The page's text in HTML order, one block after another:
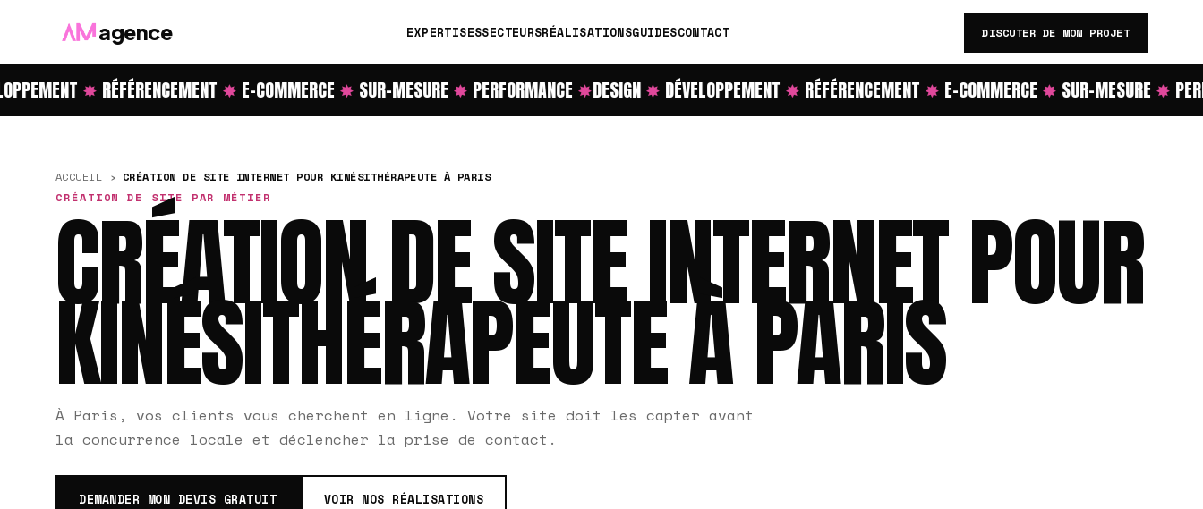
agence EXPERTISESSECTEURSRÉALISATIONSGUIDESCONTACT DISCUTER DE MON PROJET
✸ RÉFÉRENCEMENT✸ E-COMMERCE✸ SUR-MESURE✸ PERFORMANCE✸ DESIGN✸DÉVELOPPEMENT✸ RÉFÉRENCEMENT✸ E-COMMERCE✸ SUR-MESURE✸
ACCUEIL › CRÉATION DE SITE INTERNET POUR KINÉSITHÉRAPEUTE À PARIS
CRÉATION DE SITE PAR MÉTIER
CRÉATION DE SITE INTERNET POUR
KINÉSITHÉRAPEUTE À PARIS
À Paris, vos clients vous cherchent en ligne. Votre site doit les capter avant
la concurrence locale et déclencher la prise de contact.
DEMANDER MON DEVIS GRATUIT VOIR NOS RÉALISATIONS